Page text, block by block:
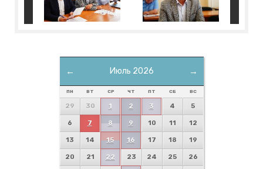
← →
Июль 2026
ПН ВТ СР ЧТ ПТ СБ ВС
29 30 1 2 3 4 5
6 7 8 9 10 11 12
13 14 15 16 17 18 19
20 21 22 23 24 25 26